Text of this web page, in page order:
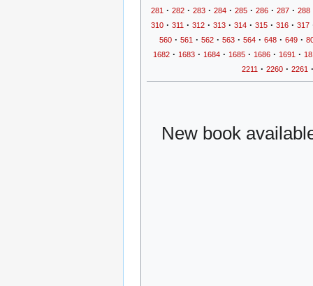
281 · 282 · 283 · 284 · 285 · 286 · 287 · 288
310 · 311 · 312 · 313 · 314 · 315 · 316 · 317
560 · 561 · 562 · 563 · 564 · 648 · 649 ·
1682 · 1683 · 1684 · 1685 · 1686 · 1691 ·
2211 · 2260 · 2261 ·
New book